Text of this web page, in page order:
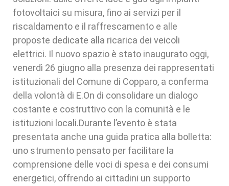
fotovoltaici su misura, fino ai servizi per il
riscaldamento e il raffrescamento e alle
proposte dedicate alla ricarica dei veicoli
elettrici. Il nuovo spazio è stato inaugurato oggi,
venerdì 26 giugno alla presenza dei rappresentati
istituzionali del Comune di Copparo, a conferma
della volontà di E.On di consolidare un dialogo
costante e costruttivo con la comunità e le
istituzioni locali.Durante l’evento è stata
presentata anche una guida pratica alla bolletta:
uno strumento pensato per facilitare la
comprensione delle voci di spesa e dei consumi
energetici, offrendo ai cittadini un supporto